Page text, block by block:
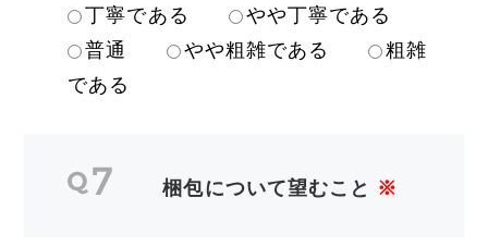
丁寧である
やや丁寧である
普通
やや粗雑である
粗雑
である
梱包について望むこと ※